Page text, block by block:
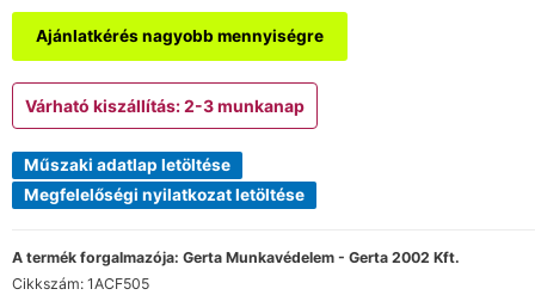
Ajánlatkérés nagyobb mennyiségre
Várható kiszállítás: 2-3 munkanap
Műszaki adatlap letöltése
Megfelelőségi nyilatkozat letöltése
A termék forgalmazója: Gerta Munkavédelem - Gerta 2002 Kft.
Cikkszám: 1ACF505